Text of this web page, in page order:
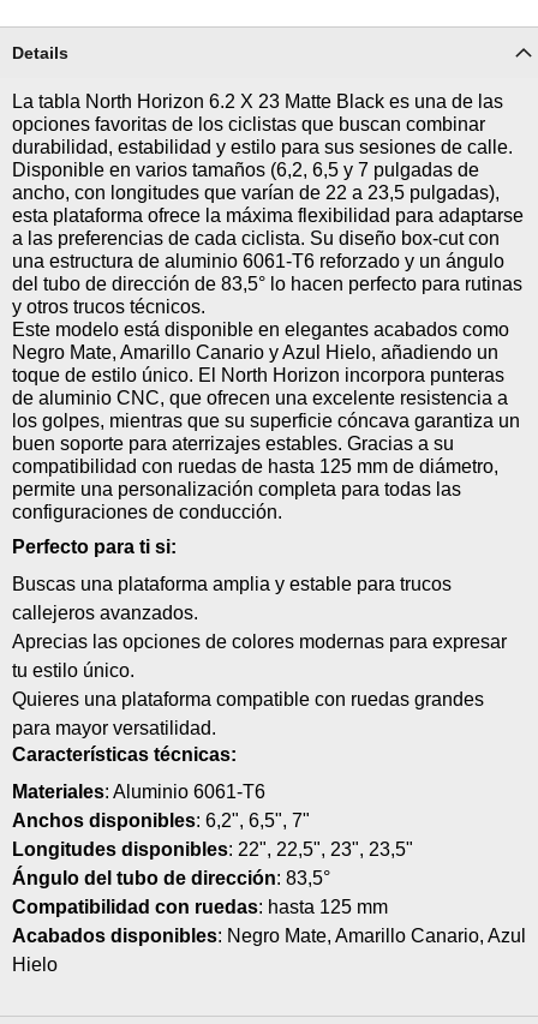
Details
La tabla North Horizon 6.2 X 23 Matte Black es una de las
opciones favoritas de los ciclistas que buscan combinar
durabilidad, estabilidad y estilo para sus sesiones de calle.
Disponible en varios tamaños (6,2, 6,5 y 7 pulgadas de
ancho, con longitudes que varían de 22 a 23,5 pulgadas),
esta plataforma ofrece la máxima flexibilidad para adaptarse
a las preferencias de cada ciclista. Su diseño box-cut con
una estructura de aluminio 6061-T6 reforzado y un ángulo
del tubo de dirección de 83,5° lo hacen perfecto para rutinas
y otros trucos técnicos.
Este modelo está disponible en elegantes acabados como
Negro Mate, Amarillo Canario y Azul Hielo, añadiendo un
toque de estilo único. El North Horizon incorpora punteras
de aluminio CNC, que ofrecen una excelente resistencia a
los golpes, mientras que su superficie cóncava garantiza un
buen soporte para aterrizajes estables. Gracias a su
compatibilidad con ruedas de hasta 125 mm de diámetro,
permite una personalización completa para todas las
configuraciones de conducción.
Perfecto para ti si:
Buscas una plataforma amplia y estable para trucos
callejeros avanzados.
Aprecias las opciones de colores modernas para expresar
tu estilo único.
Quieres una plataforma compatible con ruedas grandes
para mayor versatilidad.
Características técnicas:
Materiales: Aluminio 6061-T6
Anchos disponibles: 6,2", 6,5", 7"
Longitudes disponibles: 22", 22,5", 23", 23,5"
Ángulo del tubo de dirección: 83,5°
Compatibilidad con ruedas: hasta 125 mm
Acabados disponibles: Negro Mate, Amarillo Canario, Azul
Hielo